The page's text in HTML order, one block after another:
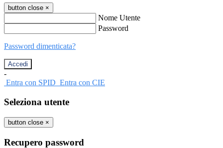
button close ×
Nome Utente
Password
Password dimenticata?
-
Entra con SPID Entra con CIE
Seleziona utente
button close ×
Recupero password